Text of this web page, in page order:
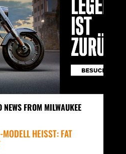
NEWS FROM MILWAUKEE
HEISST: FAT B